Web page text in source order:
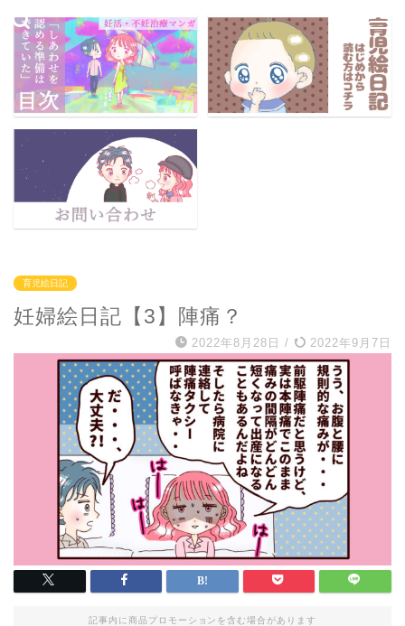
育児絵日記
妊婦絵日記【3】陣痛？
2022年8月28日 / 2022年9月7日
記事内に商品プロモーションを含む場合があります